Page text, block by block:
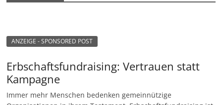
ANZEIGE - SPONSORED POST
Erbschaftsfundraising: Vertrauen statt
Kampagne
Immer mehr Menschen bedenken gemeinnützige